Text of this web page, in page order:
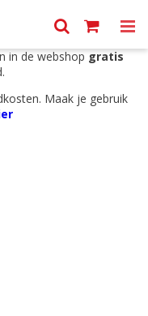
in de webshop gratis
Maak je gebruik